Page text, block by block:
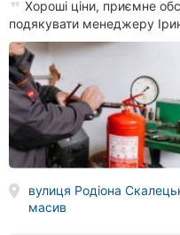
Хороші ціни, приємне
подякувати менеджеру
вулиця Родіона
масив